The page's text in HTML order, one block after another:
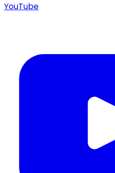
YouTube